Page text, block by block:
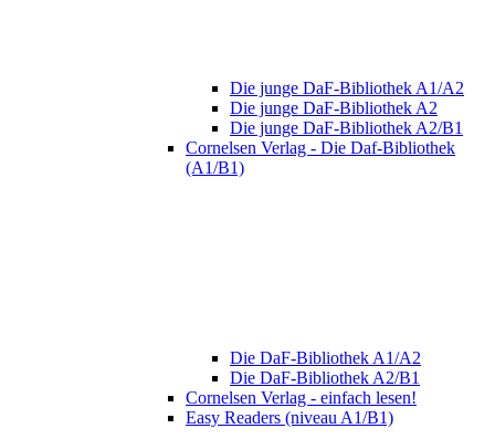
Die junge DaF-Bibliothek A1/A2
Die junge DaF-Bibliothek A2
Die junge DaF-Bibliothek A2/B1
Cornelsen Verlag - Die Daf-Bibliothek
(A1/B1)
Die DaF-Bibliothek A1/A2
Die DaF-Bibliothek A2/B1
Cornelsen Verlag - einfach lesen!
Easy Readers (niveau A1/B1)